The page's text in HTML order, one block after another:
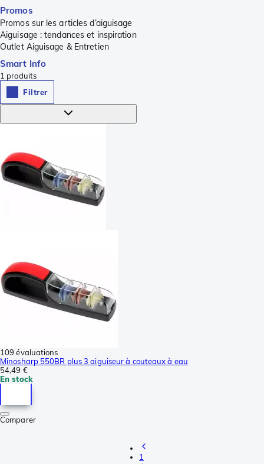
Promos
Promos sur les articles d’aiguisage
Aiguisage : tendances et inspiration
Outlet Aiguisage & Entretien
Smart Info
1 produits
Filtrer
109 évaluations
Minosharp 550BR plus 3 aiguiseur à couteaux à eau
54,49 €
En stock
Comparer
1